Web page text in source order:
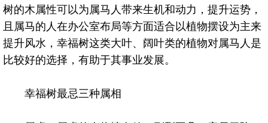
树的木属性可以为属马人带来生机和动力，提升运势，
且属马的人在办公室布局等方面适合以植物摆设为主来
提升风水，幸福树这类大叶、阔叶类的植物对属马人是
比较好的选择，有助于其事业发展。
幸福树最忌三种属相